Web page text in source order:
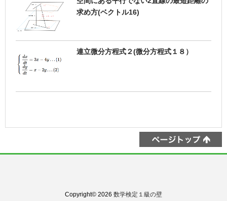
求め方(ベクトル16)
連立微分方程式２(微分方程式１８）
Copyright© 2026 数学検定１級の壁